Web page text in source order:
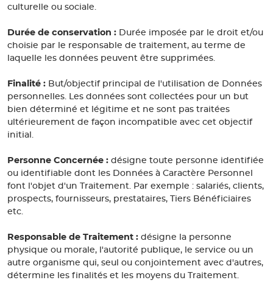
culturelle ou sociale.
Durée de conservation : Durée imposée par le droit et/ou
choisie par le responsable de traitement, au terme de
laquelle les données peuvent être supprimées.
Finalité : But/objectif principal de l'utilisation de Données
personnelles. Les données sont collectées pour un but
bien déterminé et légitime et ne sont pas traitées
ultérieurement de façon incompatible avec cet objectif
initial.
Personne Concernée : désigne toute personne identifiée
ou identifiable dont les Données à Caractère Personnel
font l'objet d'un Traitement. Par exemple : salariés, clients,
prospects, fournisseurs, prestataires, Tiers Bénéficiaires
etc.
Responsable de Traitement : désigne la personne
physique ou morale, l'autorité publique, le service ou un
autre organisme qui, seul ou conjointement avec d'autres,
détermine les finalités et les moyens du Traitement.